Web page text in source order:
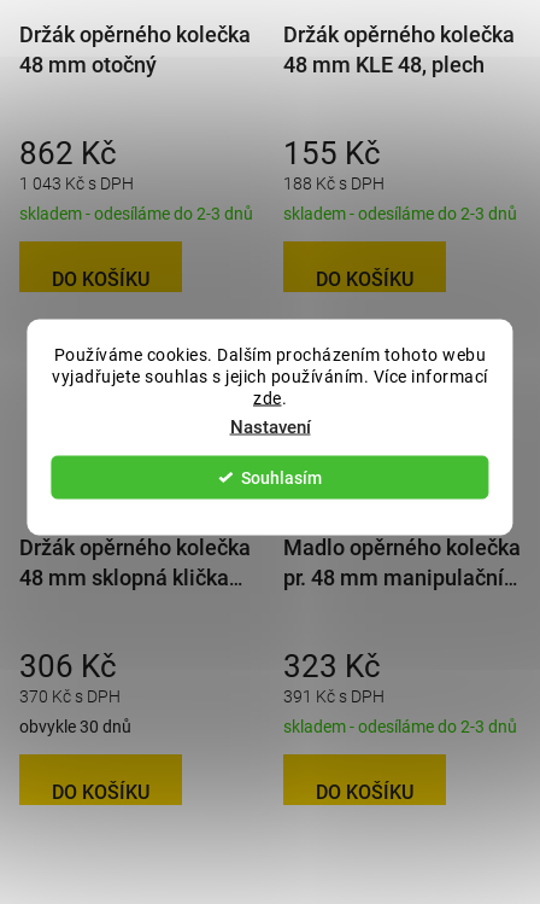
Používáme cookies. Dalším procházením tohoto webu
vyjadřujete souhlas s jejich používáním. Více informací
zde
Nastavení
Souhlasím
Držák opěrného kolečka
48 mm otočný
1 043 Kč s DPH
862 Kč
skladem - odesíláme do 2-3 dnů
DO KOŠÍKU
Držák opěrného kolečka
48 mm KLE 48, plech
188 Kč s DPH
155 Kč
skladem - odesíláme do 2-3 dnů
DO KOŠÍKU
Držák opěrného kolečka
48 mm sklopná klička
370 Kč s DPH
306 Kč
obvykle 30 dnů
DO KOŠÍKU
Madlo opěrného kolečka
pr. 48 mm manipulační
391 Kč s DPH
323 Kč
skladem - odesíláme do 2-3 dnů
DO KOŠÍKU